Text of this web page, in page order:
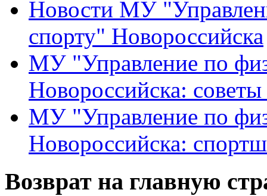
Новости МУ
спорту" Новороссийска
МУ "Управление по
Новороссийска:
МУ "Управление по
Новороссийска:
Возврат на главную